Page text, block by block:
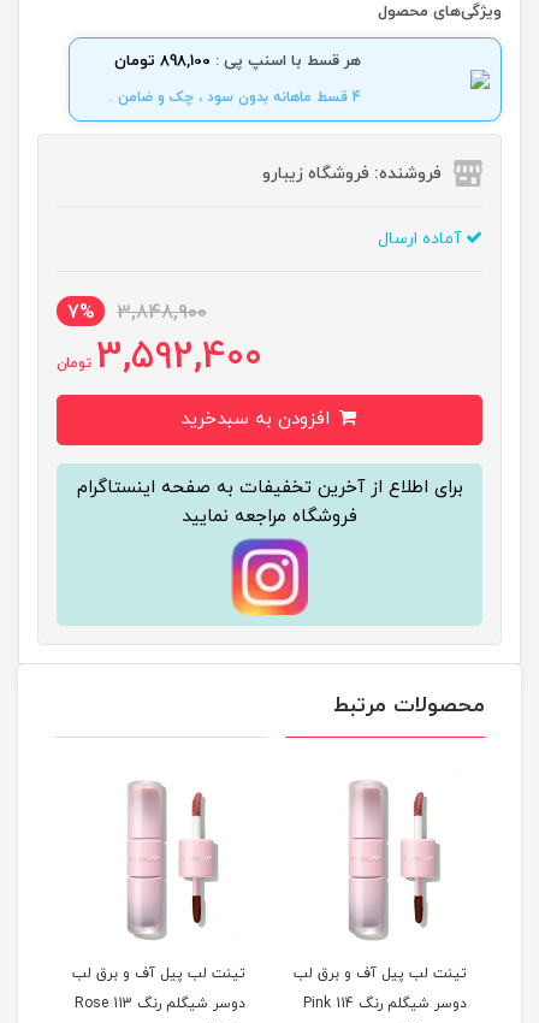
ویژگی‌های محصول
هر قسط با اسنپ پی : 898,100 تومان
4 قسط ماهانه بدون سود ، چک و ضامن .
فروشنده: فروشگاه زیبارو
آماده ارسال
3,848,900
7%
3,592,400 تومان
برای اطلاع از آخرین تخفیفات به صفحه اینستاگرام
فروشگاه مراجعه نمایید
محصولات مرتبط
تینت لب پیل آف و برق لب
دوسر شیگلم رنگ 114 Pink
تینت لب پیل آف و برق لب
دوسر شیگلم رنگ 113 Rose